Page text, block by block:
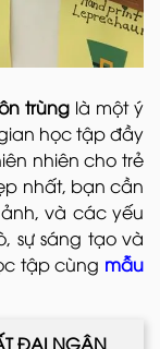
trùnglà một ý
học tập đầy
nhiên cho trẻ
nhất, bạn cần
và các yếu
sự sáng tạo và
tập cùng mẫu
ĐẠI NGÂN